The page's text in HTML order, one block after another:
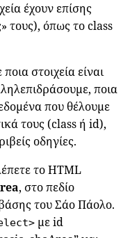
έχουν επίσης
τους), όπως το class
στοιχεία είναι
ποια
που θέλουμε
τους (class ή id),
οδηγίες.
το HTML
, στο πεδίο
του Σάο Πάολο.
με id